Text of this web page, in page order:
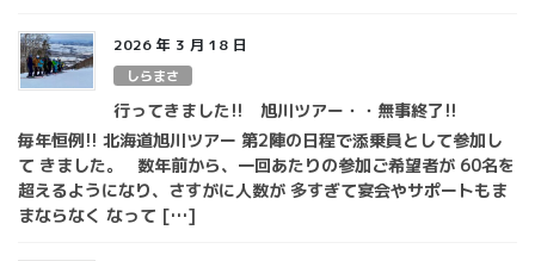
2026 年 3 月 18 日
しらまさ
行ってきました!! 旭川ツアー・・無事終了!!
毎年恒例!! 北海道旭川ツアー 第2陣の日程で添乗員として参加し
て きました。 数年前から、一回あたりの参加ご希望者が 60名を
超えるようになり、さすがに人数が 多すぎて宴会やサポートもま
まならなく なって […]